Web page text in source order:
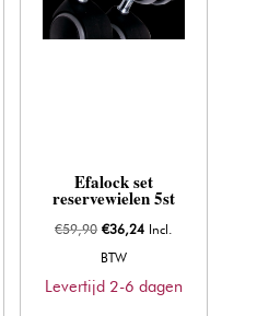
Efalock set
reservewielen 5st
€59,90 Oorspronkelijke
prijs
was:
€36,24Huidige
is:
Incl.
BTW
Levertijd 2-6 dagen